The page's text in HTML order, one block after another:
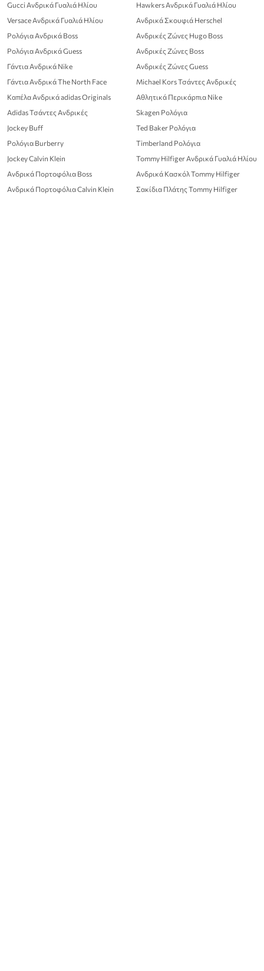
Gucci Ανδρικά Γυαλιά Ηλίου
Versace Ανδρικά Γυαλιά Ηλίου
Ρολόγια Ανδρικά Boss
Ρολόγια Ανδρικά Guess
Γάντια Ανδρικά Nike
Γάντια Ανδρικά The North Face
Καπέλα Ανδρικά adidas Originals
Adidas Τσάντες Ανδρικές
Jockey Buff
Ρολόγια Burberry
Jockey Calvin Klein
Ανδρικά Πορτοφόλια Boss
Ανδρικά Πορτοφόλια Calvin Klein
Hawkers Ανδρικά Γυαλιά Ηλίου
Ανδρικά Σκουφιά Herschel
Ανδρικές Ζώνες Hugo Boss
Ανδρικές Ζώνες Boss
Ανδρικές Ζώνες Guess
Michael Kors Τσάντες Ανδρικές
Αθλητικά Περικάρπια Nike
Skagen Ρολόγια
Ted Baker Ρολόγια
Timberland Ρολόγια
Tommy Hilfiger Ανδρικά Γυαλιά Ηλίου
Ανδρικά Κασκόλ Tommy Hilfiger
Σακίδια Πλάτης Tommy Hilfiger